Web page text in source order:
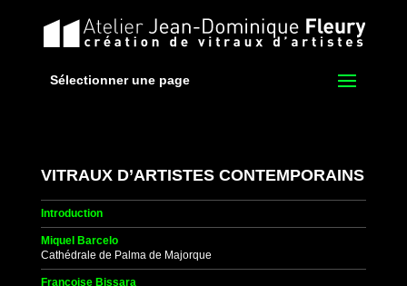
Sélectionner une page
VITRAUX D’ARTISTES CONTEMPORAINS
Introduction
Miquel Barcelo
Cathédrale de Palma de Majorque
Françoise Bissara